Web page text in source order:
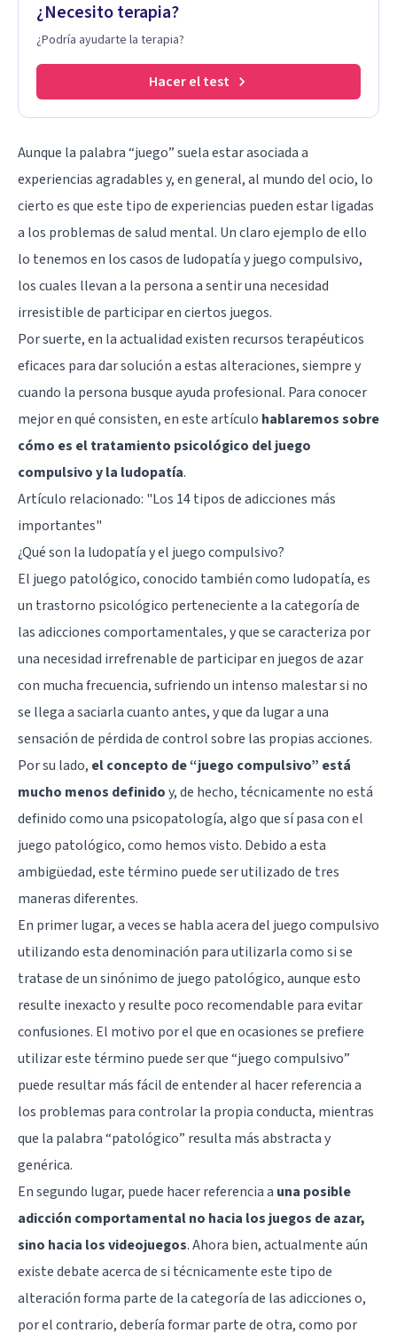
¿Necesito terapia?
¿Podría ayudarte la terapia?
Hacer el test
Aunque la palabra “juego” suela estar asociada a
experiencias agradables y, en general, al mundo del ocio, lo
cierto es que este tipo de experiencias pueden estar ligadas
a los problemas de salud mental. Un claro ejemplo de ello
lo tenemos en los casos de ludopatía y juego compulsivo,
los cuales llevan a la persona a sentir una necesidad
irresistible de participar en ciertos juegos.
Por suerte, en la actualidad existen recursos terapéuticos
eficaces para dar solución a estas alteraciones, siempre y
cuando la persona busque ayuda profesional. Para conocer
mejor en qué consisten, en este artículo hablaremos sobre
cómo es el tratamiento psicológico del juego
compulsivo y la ludopatía.
Artículo relacionado: "Los 14 tipos de adicciones más
importantes"
¿Qué son la ludopatía y el juego compulsivo?
El juego patológico, conocido también como ludopatía, es
un trastorno psicológico perteneciente a la categoría de
las adicciones comportamentales, y que se caracteriza por
una necesidad irrefrenable de participar en juegos de azar
con mucha frecuencia, sufriendo un intenso malestar si no
se llega a saciarla cuanto antes, y que da lugar a una
sensación de pérdida de control sobre las propias acciones.
Por su lado, el concepto de “juego compulsivo” está
mucho menos definidoy, de hecho, técnicamente no está
definido como una psicopatología, algo que sí pasa con el
juego patológico, como hemos visto. Debido a esta
ambigüedad, este término puede ser utilizado de tres
maneras diferentes.
En primer lugar, a veces se habla acera del juego compulsivo
utilizando esta denominación para utilizarla como si se
tratase de un sinónimo de juego patológico, aunque esto
resulte inexacto y resulte poco recomendable para evitar
confusiones. El motivo por el que en ocasiones se prefiere
utilizar este término puede ser que “juego compulsivo”
puede resultar más fácil de entender al hacer referencia a
los problemas para controlar la propia conducta, mientras
que la palabra “patológico” resulta más abstracta y
genérica.
En segundo lugar, puede hacer referencia a una posible
adicción comportamental no hacia los juegos de azar,
sino hacia los videojuegos. Ahora bien, actualmente aún
existe debate acerca de si técnicamente este tipo de
alteración forma parte de la categoría de las adicciones o,
por el contrario, debería formar parte de otra, como por